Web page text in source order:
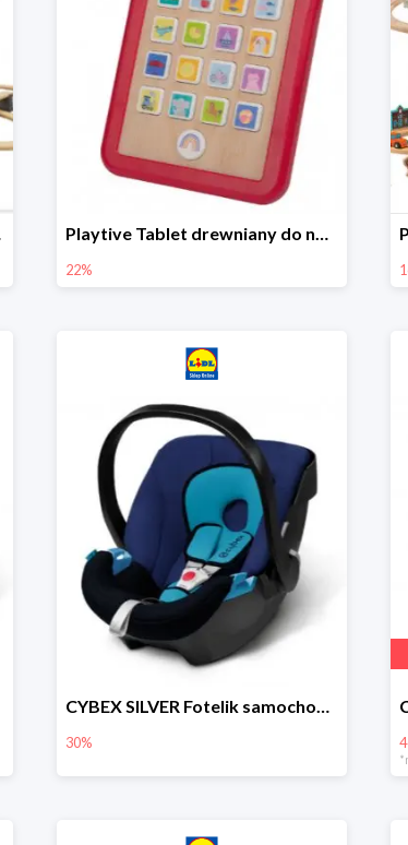
Playtive Tablet drewniany do nauki, interaktywny
22%
CYBEX SILVER Fotelik samochodowy -30%
30%